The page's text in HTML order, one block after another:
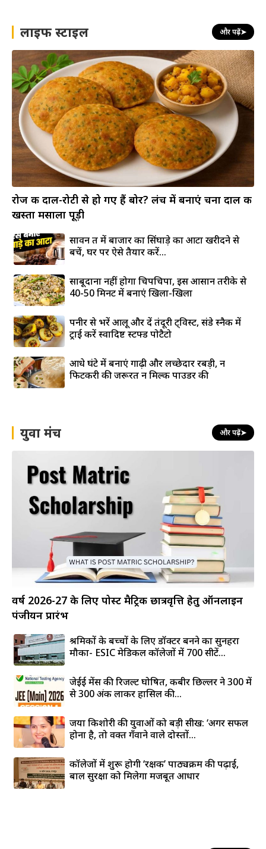
लाइफ स्टाइल और पढ़ें➤
रोज की दाल-रोटी से हो गए हैं बोर? लंच में बनाएं चना दाल की
खस्ता मसाला पूड़ी
सावन व्रत में बाजार का सिंघाड़े का आटा खरीदने से
बचें, घर पर ऐसे तैयार करें...
साबूदाना नहीं होगा चिपचिपा, इस आसान तरीके से
40-50 मिनट में बनाएं खिला-खिला
पनीर से भरें आलू और दें तंदूरी ट्विस्ट, संडे स्नैक में
ट्राई करें स्वादिष्ट स्टफ्ड पोटैटो
आधे घंटे में बनाएं गाढ़ी और लच्छेदार रबड़ी, न
फिटकरी की जरूरत न मिल्क पाउडर की
युवा मंच और पढ़ें➤
वर्ष 2026-27 के लिए पोस्ट मैट्रिक छात्रवृत्ति हेतु ऑनलाइन
पंजीयन प्रारंभ
श्रमिकों के बच्चों के लिए डॉक्टर बनने का सुनहरा
मौका- ESIC मेडिकल कॉलेजों में 700 सीटें...
जेईई मेंस की रिजल्ट घोषित, कबीर छिल्लर ने 300 में
से 300 अंक लाकर हासिल की...
जया किशोरी की युवाओं को बड़ी सीख: ‘अगर सफल
होना है, तो वक्त गँवाने वाले दोस्तों...
कॉलेजों में शुरू होगी ‘रक्षक’ पाठ्यक्रम की पढ़ाई,
बाल सुरक्षा को मिलेगा मजबूत आधार